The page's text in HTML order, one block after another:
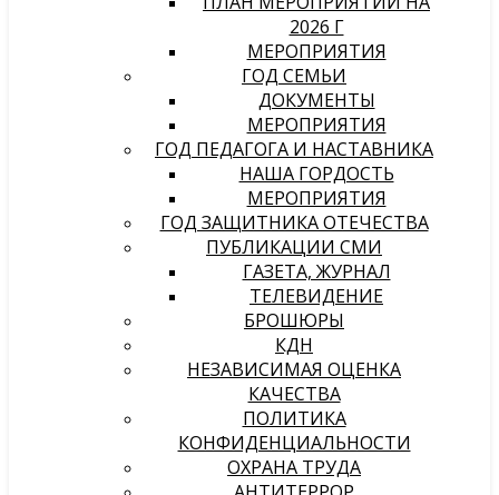
2026 Г
МЕРОПРИЯТИЯ
ГОД СЕМЬИ
ДОКУМЕНТЫ
МЕРОПРИЯТИЯ
ГОД ПЕДАГОГА И НАСТАВНИКА
НАША ГОРДОСТЬ
МЕРОПРИЯТИЯ
ГОД ЗАЩИТНИКА ОТЕЧЕСТВА
ПУБЛИКАЦИИ СМИ
ГАЗЕТА, ЖУРНАЛ
ТЕЛЕВИДЕНИЕ
БРОШЮРЫ
КДН
НЕЗАВИСИМАЯ ОЦЕНКА
КАЧЕСТВА
ПОЛИТИКА
КОНФИДЕНЦИАЛЬНОСТИ
ОХРАНА ТРУДА